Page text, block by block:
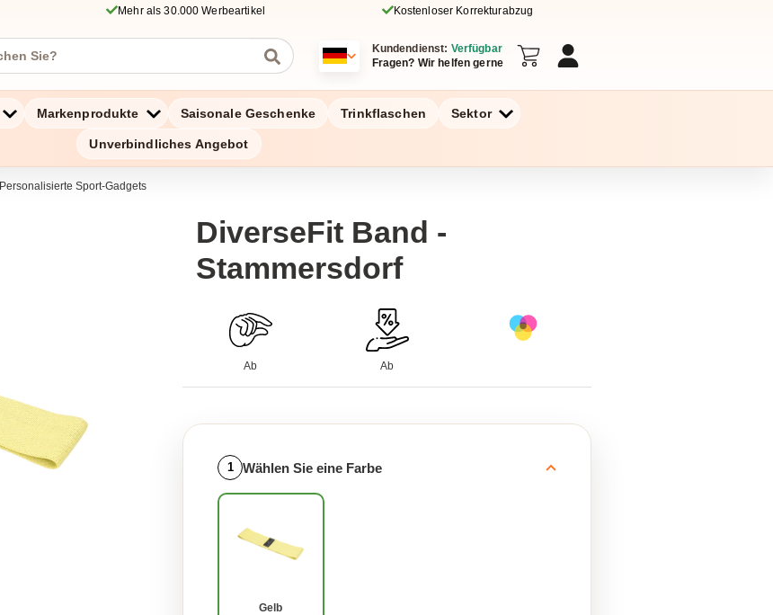
Mehr als 30.000 Werbeartikel Kostenloser Korrekturabzug
Kundendienst: Verfügbar
Fragen? Wir helfen gerne
Markenprodukte Saisonale Geschenke Trinkflaschen Sektor
Unverbindliches Angebot
Personalisierte Sport-Gadgets
DiverseFit Band -
Stammersdorf
Ab Ab
1 Wählen Sie eine Farbe
Gelb